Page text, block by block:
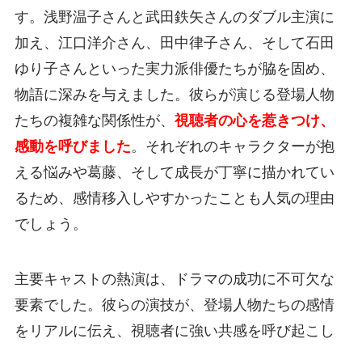
す。浅野温子さんと武田鉄矢さんのダブル主演に
加え、江口洋介さん、田中律子さん、そして石田
ゆり子さんといった実力派俳優たちが脇を固め、
物語に深みを与えました。彼らが演じる登場人物
たちの複雑な関係性が、 視聴者の心を惹きつけ、
感動を呼びました。それぞれのキャラクターが抱
える悩みや葛藤、そして成長が丁寧に描かれてい
るため、感情移入しやすかったことも人気の理由
でしょう。
主要キャストの熱演は、ドラマの成功に不可欠な
要素でした。彼らの演技が、登場人物たちの感情
をリアルに伝え、視聴者に強い共感を呼び起こし